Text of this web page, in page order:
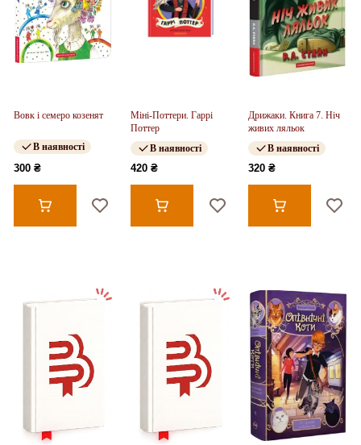
Вовк і семеро козенят
В наявності
300 ₴
Міні-Поттери. Гаррі
Поттер
В наявності
420 ₴
Дрижаки. Книга 7. Ніч
живих ляльок
В наявності
320 ₴